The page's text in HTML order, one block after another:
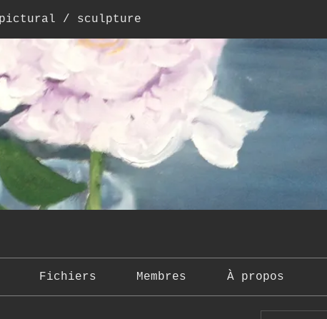
/ sculpture
Fichiers Membres À propos